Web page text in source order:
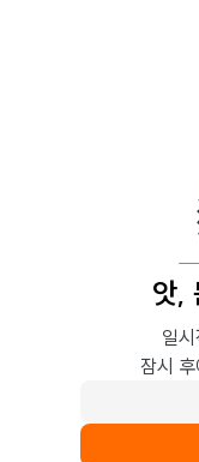
앗,
일
잠시